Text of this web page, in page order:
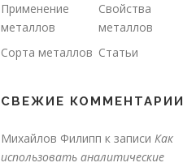
Применение
металлов
Свойства
металлов
Сорта металлов Статьи
СВЕЖИЕ КОММЕНТАРИИ
Михайлов Филипп к записи Как
использовать аналитические